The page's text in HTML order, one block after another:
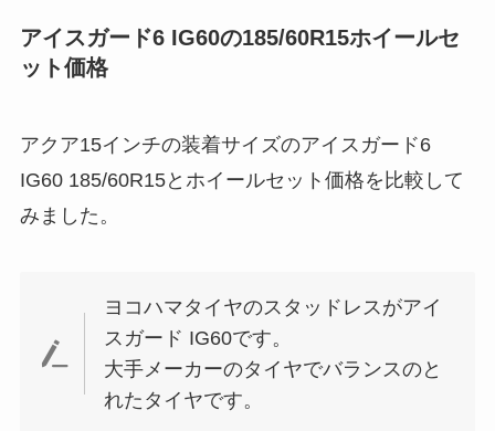
アイスガード6 IG60の185/60R15ホイールセ
ット価格
アクア15インチの装着サイズのアイスガード6
IG60 185/60R15とホイールセット価格を比較して
みました。
ヨコハマタイヤのスタッドレスがアイ
スガード IG60です。
大手メーカーのタイヤでバランスのと
れたタイヤです。